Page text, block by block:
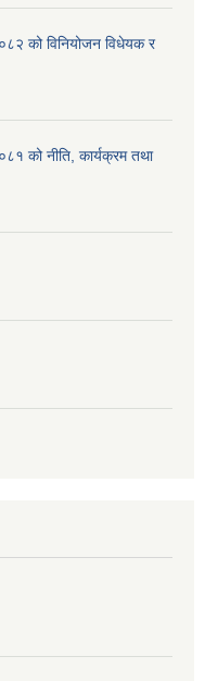
को विनियोजन विधेयक र
को नीति, कार्यक्रम तथा